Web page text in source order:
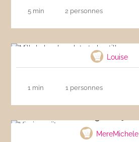
5 min 2 personnes
Louise
1 min 1 personnes
MereMichele